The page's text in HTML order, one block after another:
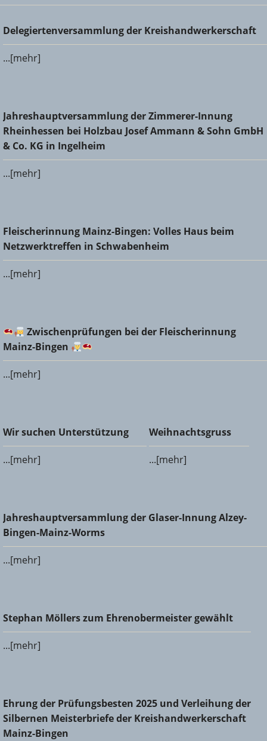
Delegiertenversammlung der Kreishandwerkerschaft
Delegiertenversammlung der Kreishandwerkerschaft
...[mehr]
Jahreshauptversammlung der Zimmerer-Innung
Rheinhessen bei Holzbau Josef Ammann & Sohn GmbH &
Co. KG in Ingelheim
Jahreshauptversammlung der Zimmerer-Innung
Rheinhessen bei Holzbau Josef Ammann & Sohn GmbH
& Co. KG in Ingelheim
...[mehr]
Fleischerinnung Mainz-Bingen: Volles Haus beim
Netzwerktreffen in Schwabenheim
Fleischerinnung Mainz-Bingen: Volles Haus beim
Netzwerktreffen in Schwabenheim
...[mehr]
Zwischenprüfungen bei der Fleischerinnung Mainz-
Bingen
Zwischenprüfungen bei der Fleischerinnung
Mainz-Bingen
...[mehr]
Wir suchen Unterstützung
Wir suchen Unterstützung
...[mehr]
Weihnachtsgruss
Weihnachtsgruss
...[mehr]
Jahreshauptversammlung der Glaser-Innung Alzey-Bingen-
Mainz-Worms
Jahreshauptversammlung der Glaser-Innung Alzey-
Bingen-Mainz-Worms
...[mehr]
Stephan Möllers zum Ehrenobermeister gewählt
Stephan Möllers zum Ehrenobermeister gewählt
...[mehr]
Ehrung der Prüfungsbesten 2025 und Verleihung der
Silbernen Meisterbriefe der Kreishandwerkerschaft Mainz-
Bingen
Ehrung der Prüfungsbesten 2025 und Verleihung der
Silbernen Meisterbriefe der Kreishandwerkerschaft
Mainz-Bingen